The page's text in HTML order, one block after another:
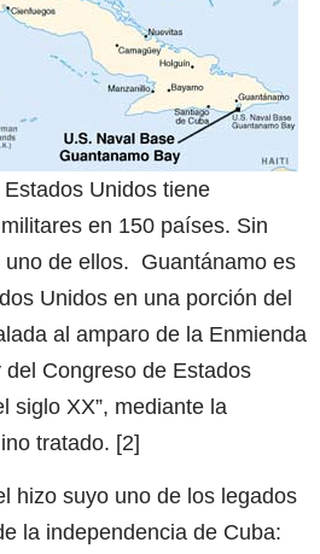
Unidos tiene
en 150 países. Sin
de ellos. Guantánamo es
Unidos en una porción del
al amparo de la Enmienda
del Congreso de Estados
siglo XX”, mediante la
tratado. [2]
hizo suyo uno de los legados
la independencia de Cuba: